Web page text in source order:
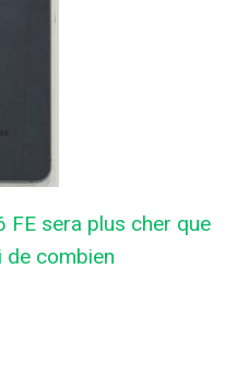
FE sera plus cher que
de combien